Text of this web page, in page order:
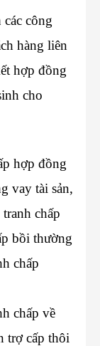
công
hàng liên
hợp đồng
cho
hợp đồng
vay tài sản,
chấp
bồi thường
chấp
chấp về
trợ cấp thôi